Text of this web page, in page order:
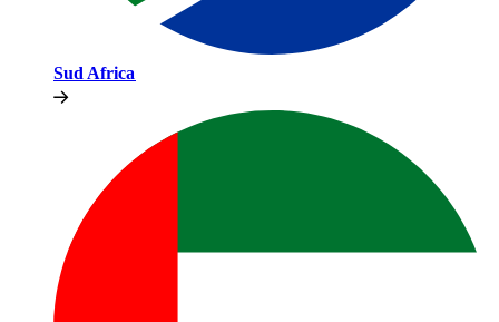
Sud Africa​​